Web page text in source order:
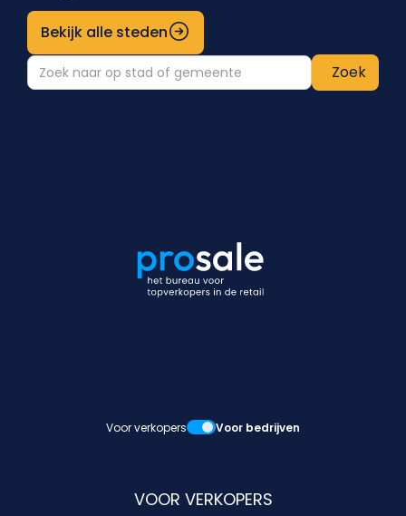
Bekijk alle steden
Voor verkopers Voor bedrijven
VOOR VERKOPERS